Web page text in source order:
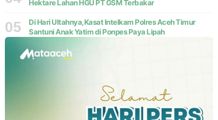
Hektare Lahan HGU PT GSM Terbakar
05
Di Hari Ultahnya,Kasat Intelkam Polres Aceh Timur
Santuni Anak Yatim di Ponpes Paya Lipah